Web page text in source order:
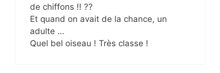
de chiffons !! ??
Et quand on avait de la chance, un
adulte …
Quel bel oiseau ! Très classe !